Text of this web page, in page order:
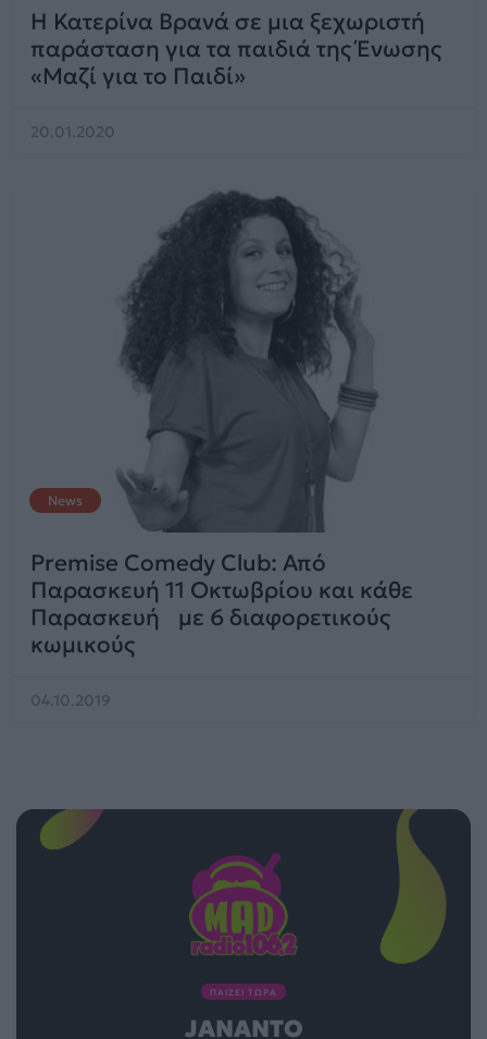
Η Κατερίνα Βρανά σε μια ξεχωριστή
παράσταση για τα παιδιά της Ένωσης
«Μαζί για το Παιδί»
20.01.2020
News
Premise Comedy Club: Από
Παρασκευή 11 Οκτωβρίου και κάθε
Παρασκευή με 6 διαφορετικούς
κωμικούς
04.10.2019
ΠΑΙΖΕΙ ΤΩΡΑ
JANANTO